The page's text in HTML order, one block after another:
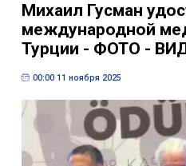
Михаил Гусман
международной
Турции - ФОТО -
00:00 11 ноября 2025